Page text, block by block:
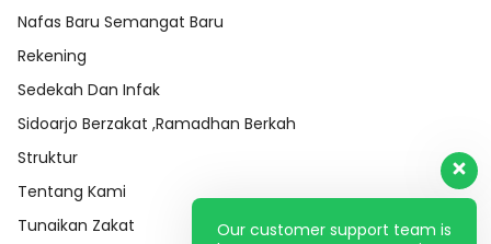
Nafas Baru Semangat Baru
Rekening
Sedekah Dan Infak
Sidoarjo Berzakat ,Ramadhan Berkah
Struktur
Tentang Kami
Tunaikan Zakat
Our customer support team is